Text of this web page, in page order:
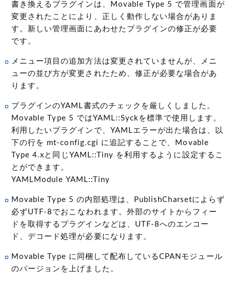
書き換えるプラグインは、Movable Type 5 で管理画面が
変更されたことにより、正しく動作しない場合がありま
す。新しい管理画面にあわせたプラグインの修正が必要
です。
メニュー項目の追加方法は変更されていませんが、メニ
ューの並び方が変更されたため、修正が必要な場合があ
ります。
プラグインのYAML書式のチェックを厳しくしました。
Movable Type 5 ではYAML::Syckを標準で使用します。
利用したいプラグインで、YAMLエラーが出た場合は、以
下の行を mt-config.cgi に追記することで、Movable
Type 4.xと同じYAML::Tiny を利用するように設定するこ
とができます。
YAMLModule YAML::Tiny
Movable Type 5 の内部処理は、PublishCharsetによらず
必ずUTF-8でおこなわれます。外部のサイトからフィー
ドを取得するプラグインなどは、UTF-8へのエンコー
ド、デコード処理が必要になります。
Movable Type に同梱して配布しているCPANモジュール
のバージョンを上げました。